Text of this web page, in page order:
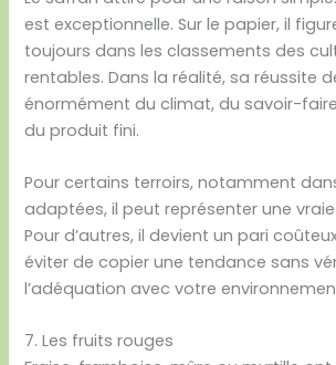
est exceptionnelle. Sur le papier, il
toujours dans les classements des
rentables. Dans la réalité, sa réussite
énormément du climat, du savoir-
du produit fini.
Pour certains terroirs, notamment
adaptées, il peut représenter une
Pour d’autres, il devient un pari
éviter de copier une tendance sans
l’adéquation avec votre
7. Les fruits rouges